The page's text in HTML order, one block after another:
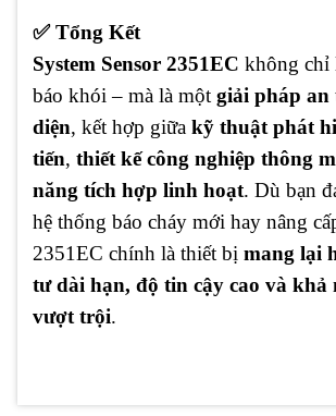
✅ Tổng Kết
System Sensor 2351EC không chỉ
báo khói – mà là một giải pháp an
diện, kết hợp giữa kỹ thuật phát
tiến, thiết kế công nghiệp thông
năng tích hợp linh hoạt. Dù bạn
hệ thống báo cháy mới hay nâng
2351EC chính là thiết bị mang lại
tư dài hạn, độ tin cậy cao và khả
vượt trội.